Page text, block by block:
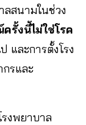
ลสนามในช่วง
รั้งนี้ไม่ใช่โรค
และการตั้งโรง
รและ
รงพยาบาล